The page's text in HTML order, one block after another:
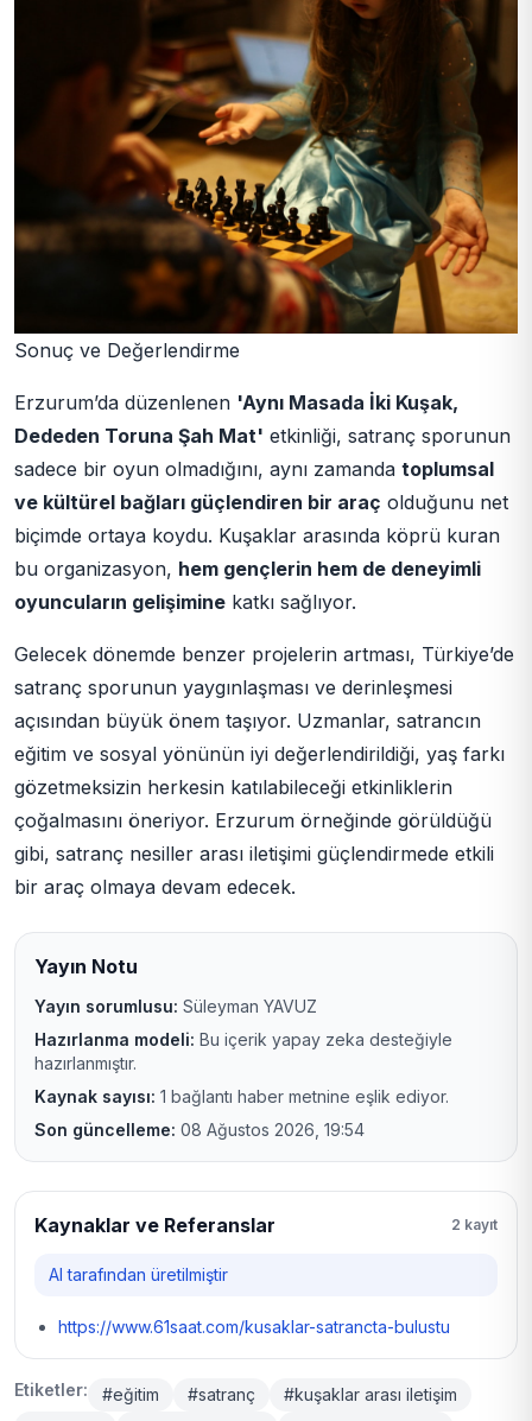
Sonuç ve Değerlendirme
Erzurum’da düzenlenen 'Aynı Masada İki Kuşak,
Dededen Toruna Şah Mat' etkinliği, satranç sporunun
sadece bir oyun olmadığını, aynı zamanda toplumsal
ve kültürel bağları güçlendiren bir araç olduğunu net
biçimde ortaya koydu. Kuşaklar arasında köprü kuran
bu organizasyon, hem gençlerin hem de deneyimli
oyuncuların gelişimine katkı sağlıyor.
Gelecek dönemde benzer projelerin artması, Türkiye’de
satranç sporunun yaygınlaşması ve derinleşmesi
açısından büyük önem taşıyor. Uzmanlar, satrancın
eğitim ve sosyal yönünün iyi değerlendirildiği, yaş farkı
gözetmeksizin herkesin katılabileceği etkinliklerin
çoğalmasını öneriyor. Erzurum örneğinde görüldüğü
gibi, satranç nesiller arası iletişimi güçlendirmede etkili
bir araç olmaya devam edecek.
Yayın Notu
Yayın sorumlusu: Süleyman YAVUZ
Hazırlanma modeli: Bu içerik yapay zeka desteğiyle
hazırlanmıştır.
Kaynak sayısı: 1 bağlantı haber metnine eşlik ediyor.
Son güncelleme: 08 Ağustos 2026, 19:54
Kaynaklar ve Referanslar 2 kayıt
AI tarafından üretilmiştir
https://www.61saat.com/kusaklar-satrancta-bulustu
Etiketler: #eğitim #satranç
#kuşaklar arası iletişim